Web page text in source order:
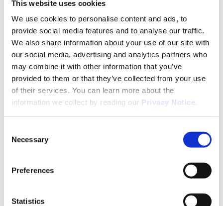
This website uses cookies
We use cookies to personalise content and ads, to
provide social media features and to analyse our traffic.
We also share information about your use of our site with
our social media, advertising and analytics partners who
may combine it with other information that you’ve
provided to them or that they’ve collected from your use
of their services. You can learn more about the
information we collect by reading our Privacy Notice.
Selection
Necessary
Preferences
Statistics
Gestión de importación/exportación
Servicio de atención al cliente
Gestión de retirada de producto
Gestión de devoluciones
Informes
The Latest at Movianto